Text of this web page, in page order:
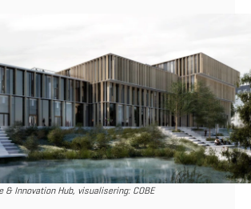
& Innovation Hub, visualisering: COBE